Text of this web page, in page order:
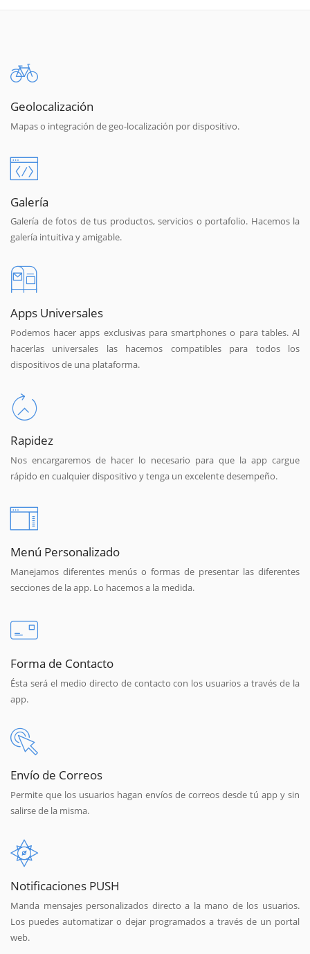
Geolocalización
Mapas o integración de geo-localización por dispositivo.
Galería
Galería de fotos de tus productos, servicios o portafolio. Hacemos la
galería intuitiva y amigable.
Apps Universales
Podemos hacer apps exclusivas para smartphones o para tables. Al
hacerlas universales las hacemos compatibles para todos los
dispositivos de una plataforma.
Rapidez
Nos encargaremos de hacer lo necesario para que la app cargue
rápido en cualquier dispositivo y tenga un excelente desempeño.
Menú Personalizado
Manejamos diferentes menús o formas de presentar las diferentes
secciones de la app. Lo hacemos a la medida.
Forma de Contacto
Ésta será el medio directo de contacto con los usuarios a través de la
app.
Envío de Correos
Permite que los usuarios hagan envíos de correos desde tú app y sin
salirse de la misma.
Notificaciones PUSH
Manda mensajes personalizados directo a la mano de los usuarios.
Los puedes automatizar o dejar programados a través de un portal
web.